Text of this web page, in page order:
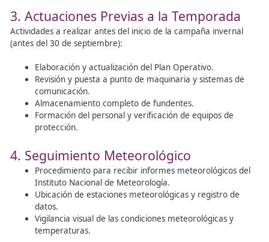
Distribución interna de los edificios y sus
Centro de Comunicaciones y almacenamiento de
fundentes.
Infraestructura Fija:
Estaciones meteorológicas
Señales de tráfico específicas para invierno
Barreras contra la nieve y viento
Aparcamientos de Emergencia:
Información sobre la ubicación, tamaño y
aparcamientos de emergencia.
Control de circulación y uso de aparcamientos